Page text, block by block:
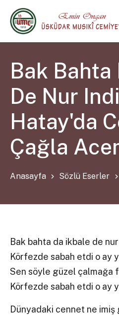
Bak Bahta
De Nur Indi
Hatay'da
Çağla
Anasayfa Sözlü Eserler
Bak bahta da ikbale de
Körfezde sabah etdi o ay
Sen söyle güzel çalmağa
Körfezde sabah etdi o ay
Dünyadaki cennet ne